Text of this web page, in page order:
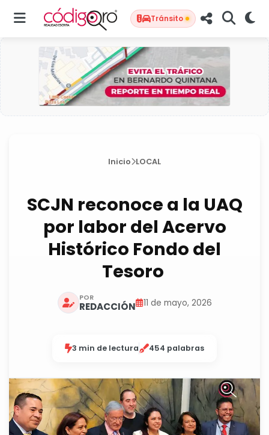
Tránsito
Inicio LOCAL
SCJN reconoce a la UAQ
por labor del Acervo
Histórico Fondo del
Tesoro
POR
REDACCIÓN 11 de mayo, 2026
3 min de lectura 454 palabras